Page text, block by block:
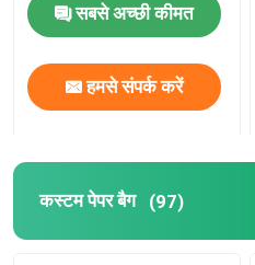
सबसे अच्छी कीमत
हमसे संपर्क करें
कस्टम पेपर बैग (97)